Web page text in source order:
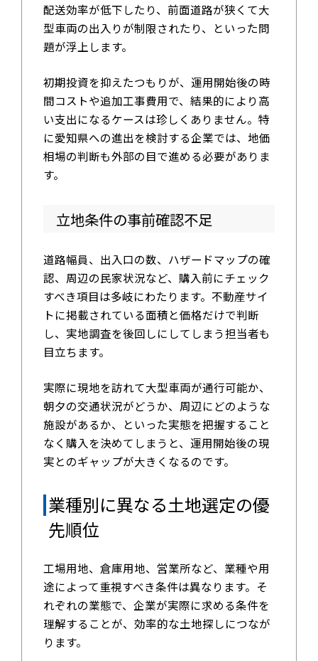
配送効率が低下したり、前面道路が狭くて大
型車両の出入りが制限されたり、といった問
題が浮上します。
初期投資を抑えたつもりが、運用開始後の時
間コストや追加工事費用で、結果的により高
い支出になるケースは珍しくありません。特
に愛知県への進出を検討する企業では、地価
相場の判断も外部の目で進める必要がありま
す。
立地条件の事前確認不足
道路幅員、出入口の数、ハザードマップの確
認、周辺の民家状況など、購入前にチェック
すべき項目は多岐にわたります。不動産サイ
トに掲載されている面積と価格だけで判断
し、実地調査を後回しにしてしまう担当者も
目立ちます。
実際に現地を訪れて大型車両が通行可能か、
朝夕の交通状況がどうか、周辺にどのような
施設があるか、といった実態を把握すること
なく購入を決めてしまうと、運用開始後の現
実とのギャップが大きくなるのです。
業種別に異なる土地選定の優
先順位
工場用地、倉庫用地、営業所など、業種や用
途によって重視すべき条件は異なります。そ
れぞれの業態で、企業が実際に求める条件を
理解することが、効率的な土地探しにつなが
ります。